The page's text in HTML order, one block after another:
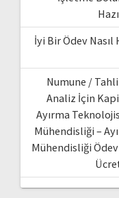
İyi Bir Ödev Nasıl
Numune /
Analiz İçin
Ayırma
Mühendisliği –
Mühendisliği